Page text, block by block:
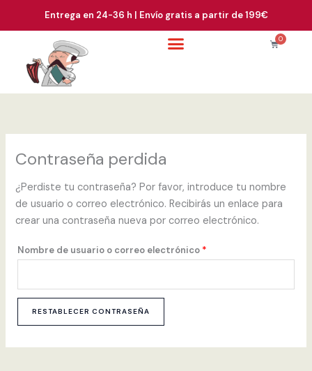
contenido
Entrega en 24-36 h | Envío gratis a partir de 199€
0
Carrito
Contraseña perdida
¿Perdiste tu contraseña? Por favor, introduce tu nombre
de usuario o correo electrónico. Recibirás un enlace para
crear una contraseña nueva por correo electrónico.
Nombre de usuario o correo electrónico *
RESTABLECER CONTRASEÑA